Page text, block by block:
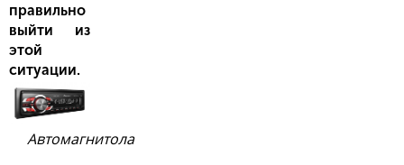
правильно
выйти из
этой
ситуации.
Автомагнитола